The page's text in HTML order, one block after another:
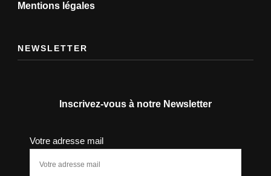
Mentions légales
NEWSLETTER
Inscrivez-vous à notre Newsletter
Votre adresse mail